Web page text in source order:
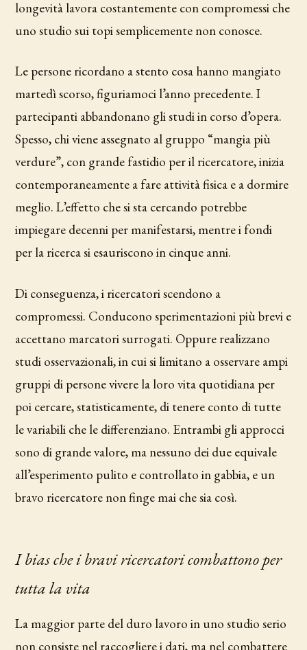
longevità lavora costantemente con compromessi che
uno studio sui topi semplicemente non conosce.
Le persone ricordano a stento cosa hanno mangiato
martedì scorso, figuriamoci l’anno precedente. I
partecipanti abbandonano gli studi in corso d’opera.
Spesso, chi viene assegnato al gruppo “mangia più
verdure”, con grande fastidio per il ricercatore, inizia
contemporaneamente a fare attività fisica e a dormire
meglio. L’effetto che si sta cercando potrebbe
impiegare decenni per manifestarsi, mentre i fondi
per la ricerca si esauriscono in cinque anni.
Di conseguenza, i ricercatori scendono a
compromessi. Conducono sperimentazioni più brevi e
accettano marcatori surrogati. Oppure realizzano
studi osservazionali, in cui si limitano a osservare ampi
gruppi di persone vivere la loro vita quotidiana per
poi cercare, statisticamente, di tenere conto di tutte
le variabili che le differenziano. Entrambi gli approcci
sono di grande valore, ma nessuno dei due equivale
all’esperimento pulito e controllato in gabbia, e un
bravo ricercatore non finge mai che sia così.
I bias che i bravi ricercatori combattono per
tutta la vita
La maggior parte del duro lavoro in uno studio serio
non consiste nel raccogliere i dati, ma nel combattere